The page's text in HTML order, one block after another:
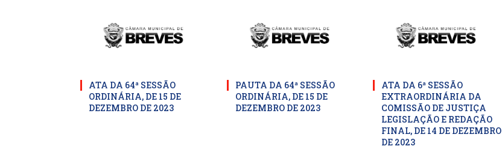
ATA DA 64ª SESSÃO
ORDINÁRIA, DE 15 DE
DEZEMBRO DE 2023
PAUTA DA 64ª SESSÃO
ORDINÁRIA, DE 15 DE
DEZEMBRO DE 2023
ATA DA 6ª SESSÃO
EXTRAORDINÁRIA DA
COMISSÃO DE JUSTIÇA
LEGISLAÇÃO E REDAÇÃO
FINAL, DE 14 DE DEZEMBRO
DE 2023